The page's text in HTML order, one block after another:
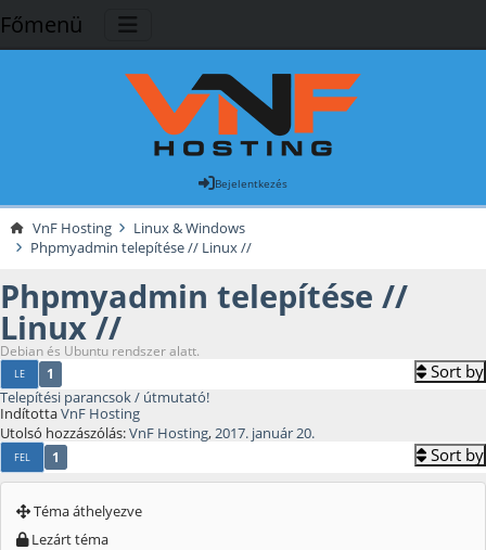
Főmenü
Bejelentkezés
VnF Hosting
Linux & Windows
Phpmyadmin telepítése // Linux //
Phpmyadmin telepítése //
Linux //
Debian és Ubuntu rendszer alatt.
LE 1 Sort by
Telepítési parancsok / útmutató!
IndítottaVnF Hosting
Utolsó hozzászólás:VnF Hosting,2017. január 20.
FEL 1 Sort by
Téma áthelyezve
Lezárt téma